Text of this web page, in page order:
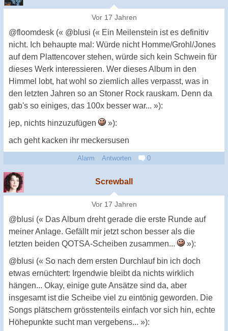
Vor 17 Jahren
@floomdesk (« @blusi (« Ein Meilenstein ist es definitiv
nicht. Ich behaupte mal: Würde nicht Homme/Grohl/Jones
auf dem Plattencover stehen, würde sich kein Schwein für
dieses Werk interessieren. Wer dieses Album in den
Himmel lobt, hat wohl so ziemlich alles verpasst, was in
den letzten Jahren so an Stoner Rock rauskam. Denn da
gab's so einiges, das 100x besser war... »):
jep, nichts hinzuzufügen
»):
ach geht kacken ihr meckersusen
Alarm Antworten 0
Screwball
Vor 17 Jahren
@blusi (« Das Album dreht gerade die erste Runde auf
meiner Anlage. Gefällt mir jetzt schon besser als die
letzten beiden QOTSA-Scheiben zusammen...
»):
@blusi (« So nach dem ersten Durchlauf bin ich doch
etwas ernüchtert: Irgendwie bleibt da nichts wirklich
hängen... Okay, einige gute Ansätze sind da, aber
insgesamt ist die Scheibe viel zu eintönig geworden. Die
Songs plätschern grösstenteils einfach vor sich hin, echte
Höhepunkte sucht man vergebens... »):